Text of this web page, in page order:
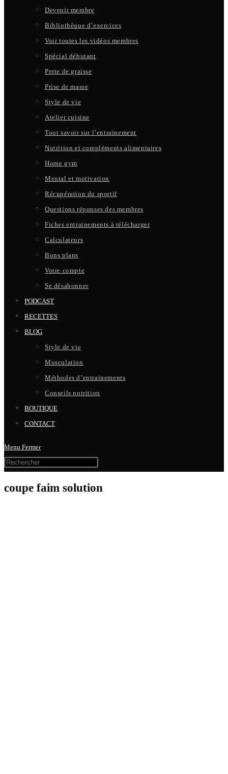
Devenir membre
Bibliothèque d’exercices
Voir toutes les vidéos membres
Spécial débutant
Perte de graisse
Prise de masse
Style de vie
Atelier cuisine
Tout savoir sur l’entrainement
Nutrition et compléments alimentaires
Home gym
Mental et motivation
Récupération du sportif
Questions réponses des membres
Fiches entrainements à télécharger
Calculateurs
Bons plans
Votre compte
Se désabonner
PODCAST
RECETTES
BLOG
Style de vie
Musculation
Méthodes d’entrainements
Conseils nutrition
BOUTIQUE
CONTACT
Menu Fermer
coupe faim solution